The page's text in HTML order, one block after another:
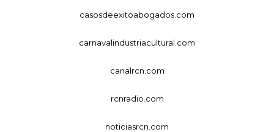
casosdeexitoabogados.com
carnavalindustriacultural.com
canalrcn.com
rcnradio.com
noticiasrcn.com